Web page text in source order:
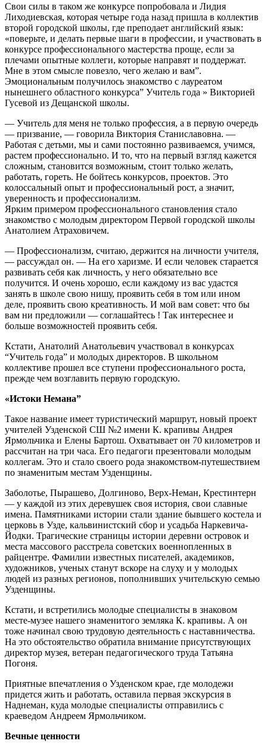
Свои силы в таком же конкурсе попробовала и Лидия
Лиходиевская, которая четыре года назад пришла в коллектив
второй городской школы, где преподает английский язык:
«поверьте, и делать первые шаги в профессии, и участвовать в
конкурсе профессионального мастерства проще, если за
плечами опытные коллеги, которые направят и поддержат.
Мне в этом смысле повезло, чего желаю и вам”.
Эмоциональным получилось знакомство с лауреатом
нынешнего областного конкурса” Учитель года » Викторией
Гусевой из Дещанской школы.
— Учитель для меня не только профессия, а в первую очередь
— призвание, — говорила Виктория Станиславовна. —
Работая с детьми, мы и сами постоянно развиваемся, учимся,
растем профессионально. И то, что на первый взгляд кажется
сложным, становится возможным, стоит только желать,
работать, гореть. Не бойтесь конкурсов, проектов. Это
колоссальный опыт и профессиональный рост, а значит,
уверенность и профессионализм.
Ярким примером профессионального становления стало
знакомство с молодым директором Первой городской школы
Анатолием Атраховичем.
— Профессионализм, считаю, держится на личности учителя,
— рассуждал он. — На его харизме. И если человек старается
развивать себя как личность, у него обязательно все
получится. И очень хорошо, если каждому из вас удастся
занять в школе свою нишу, проявить себя в том или ином
деле, проявить свою креативность. И мой вам совет: что бы
вам ни предложили — соглашайтесь ! Так интереснее и
больше возможностей проявить себя.
Кстати, Анатолий Анатольевич участвовал в конкурсах
“Учитель года” и молодых директоров. В школьном
коллективе прошел все ступени профессионального роста,
прежде чем возглавить первую городскую.
«Истоки Немана”
Такое название имеет туристический маршрут, новый проект
учителей Узденской СШ №2 имени К. крапивы Андрея
Ярмольчика и Елены Бартош. Охватывает он 70 километров и
рассчитан на три часа. Его педагоги презентовали молодым
коллегам. Это и стало своего рода знакомством-путешествием
по знаменитым местам Узденщины.
Заболотье, Пырашево, Долгиново, Верх-Неман, Крестинтерн
— у каждой из этих деревушек своя история, свои славные
имена. Памятниками истории стали здание бывшего костела и
церковь в Узде, кальвинистский сбор и усадьба Наркевича-
Йодки. Трагические страницы истории деревни островок и
места массового расстрела советских военнопленных в
райцентре. Фамилии известных писателей, академиков,
художников, ученых станут вскоре на слуху и у молодых
людей из разных регионов, пополнивших учительскую семью
Узденщины.
Кстати, и встретились молодые специалисты в знаковом
месте-музее нашего знаменитого земляка К. крапивы. А он
тоже начинал свою трудовую деятельность с наставничества.
На это обстоятельство обратила внимание присутствующих
директор музея, ветеран педагогического труда Татьяна
Погоня.
Приятные впечатления о Узденском крае, где молодежи
придется жить и работать, оставила первая экскурсия в
Наднеман, куда молодые специалисты отправились с
краеведом Андреем Ярмольчиком.
Вечные ценности